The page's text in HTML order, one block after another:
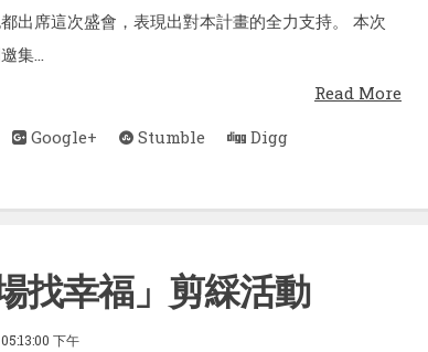
出席這次盛會，表現出對本計畫的全力支持。 本次
集...
Read More
Google+ Stumble Digg
找幸福」剪綵活動
下午